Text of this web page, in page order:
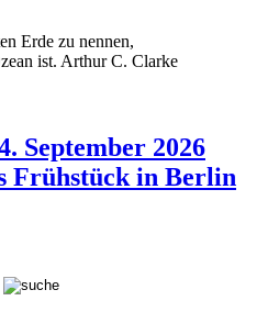
Erde zu nennen,
ist. Arthur C. Clarke
September 2026
Frühstück in Berlin